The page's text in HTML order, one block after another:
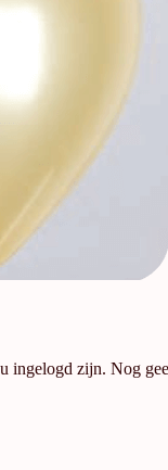
ingelogd zijn. Nog